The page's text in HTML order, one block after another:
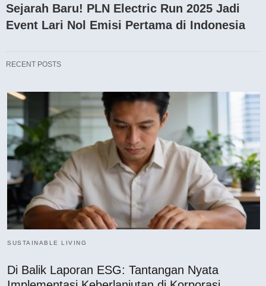
Sejarah Baru! PLN Electric Run 2025 Jadi
Event Lari Nol Emisi Pertama di Indonesia
RECENT POSTS
SUSTAINABLE LIVING
Di Balik Laporan ESG: Tantangan Nyata